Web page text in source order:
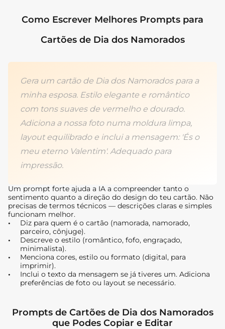
Como Escrever Melhores Prompts para
Cartões de Dia dos Namorados
Gera um cartão de Dia dos Namorados para a
minha esposa. Estilo elegante e romântico
com tons suaves de vermelho e dourado.
Adiciona a nossa foto numa moldura limpa,
layout equilibrado e inclui a mensagem: 'És o
meu eterno Valentim'. Adequado para
impressão.
Um prompt forte ajuda a IA a compreender tanto o
sentimento quanto a direção do design do teu cartão. Não
precisas de termos técnicos — descrições claras e simples
funcionam melhor.
Diz para quem é o cartão (namorada, namorado,
parceiro, cônjuge).
Descreve o estilo (romântico, fofo, engraçado,
minimalista).
Menciona cores, estilo ou formato (digital, para
imprimir).
Inclui o texto da mensagem se já tiveres um. Adiciona
preferências de foto ou layout se necessário.
Prompts de Cartões de Dia dos Namorados
que Podes Copiar e Editar